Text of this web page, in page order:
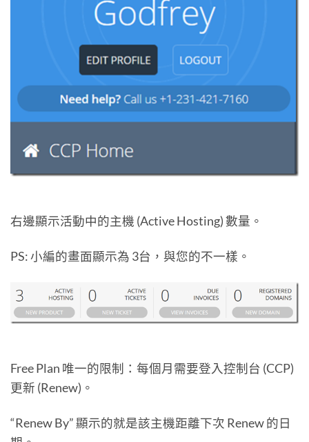
右邊顯示活動中的主機 (Active Hosting) 數量。
PS: 小編的畫面顯示為 3台，與您的不一樣。
Free Plan 唯一的限制：每個月需要登入控制台 (CCP)
更新 (Renew)。
“Renew By” 顯示的就是該主機距離下次 Renew 的日